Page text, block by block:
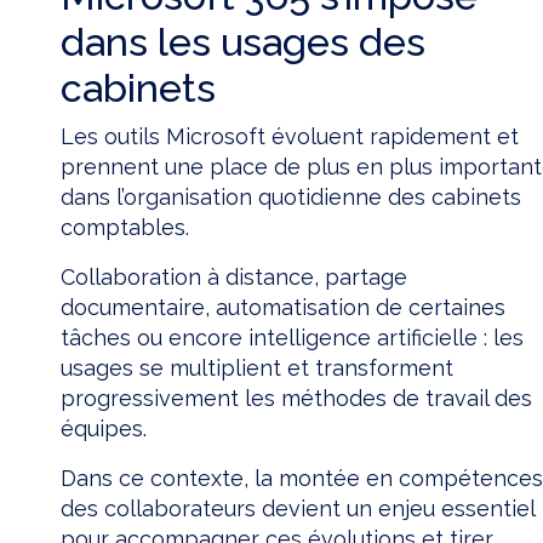
dans les usages des
cabinets
Les outils Microsoft évoluent rapidement et
prennent une place de plus en plus
dans l’organisation quotidienne des cabinets
comptables.
Collaboration à distance, partage
documentaire, automatisation de certaines
tâches ou encore intelligence artificielle : les
usages se multiplient et transforment
progressivement les méthodes de travail des
équipes.
Dans ce contexte, la montée en compétences
des collaborateurs devient un enjeu essentiel